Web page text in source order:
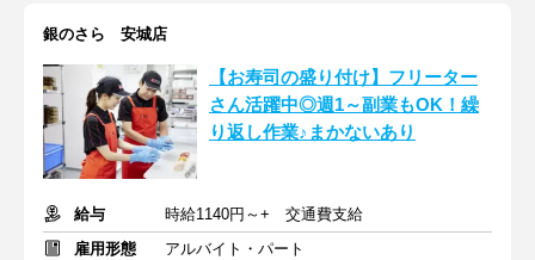
銀のさら 安城店
【お寿司の盛り付け】フリーター
さん活躍中◎週1～副業もOK！繰
り返し作業♪まかないあり
給与
時給1140円～+ 交通費支給
雇用形態
アルバイト・パート